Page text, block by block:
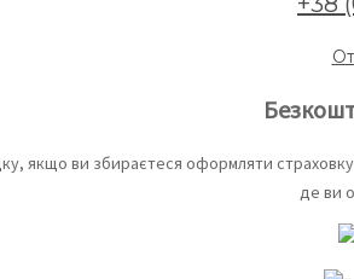
якщо ви збираєтеся оформляти
де ви